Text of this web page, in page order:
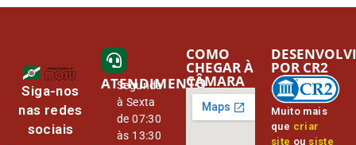
Siga-nos
nas redes
sociais
ATENDIMENTO
Segunda
à Sexta
de 07:30
às 13:30
COMO
CHEGAR À
CÂMARA
Muito mais
que criar
site ou siste
POR CR2